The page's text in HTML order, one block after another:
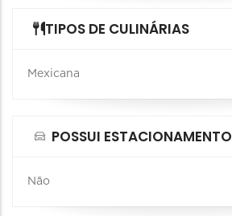
TIPOS DE CULINÁRIAS
Mexicana
POSSUI ESTACIONAMENTO
Não